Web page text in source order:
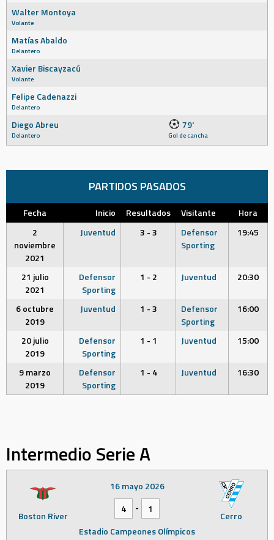
Walter Montoya
Volante
Matías Abaldo
Delantero
Xavier Biscayzacú
Volante
Felipe Cadenazzi
Delantero
Diego Abreu
Delantero
79'
Gol de cancha
PARTIDOS PASADOS
Fecha Inicio Resultados Visitante
Hora
2
noviembre
2021
Juventud 3 - 3
Defensor
Sporting
19:45
21 julio
2021
Defensor
Sporting
1 - 2 Juventud 20:30
6 octubre
2019
Juventud 1 - 3
Defensor
Sporting
16:00
20 julio
2019
Defensor
Sporting
1 - 1 Juventud 15:00
9 marzo
2019
Defensor
Sporting
1 - 4 Juventud 16:30
Intermedio Serie A
Boston River Cerro
16 mayo 2026
4
-
1
Estadio Campeones Olímpicos